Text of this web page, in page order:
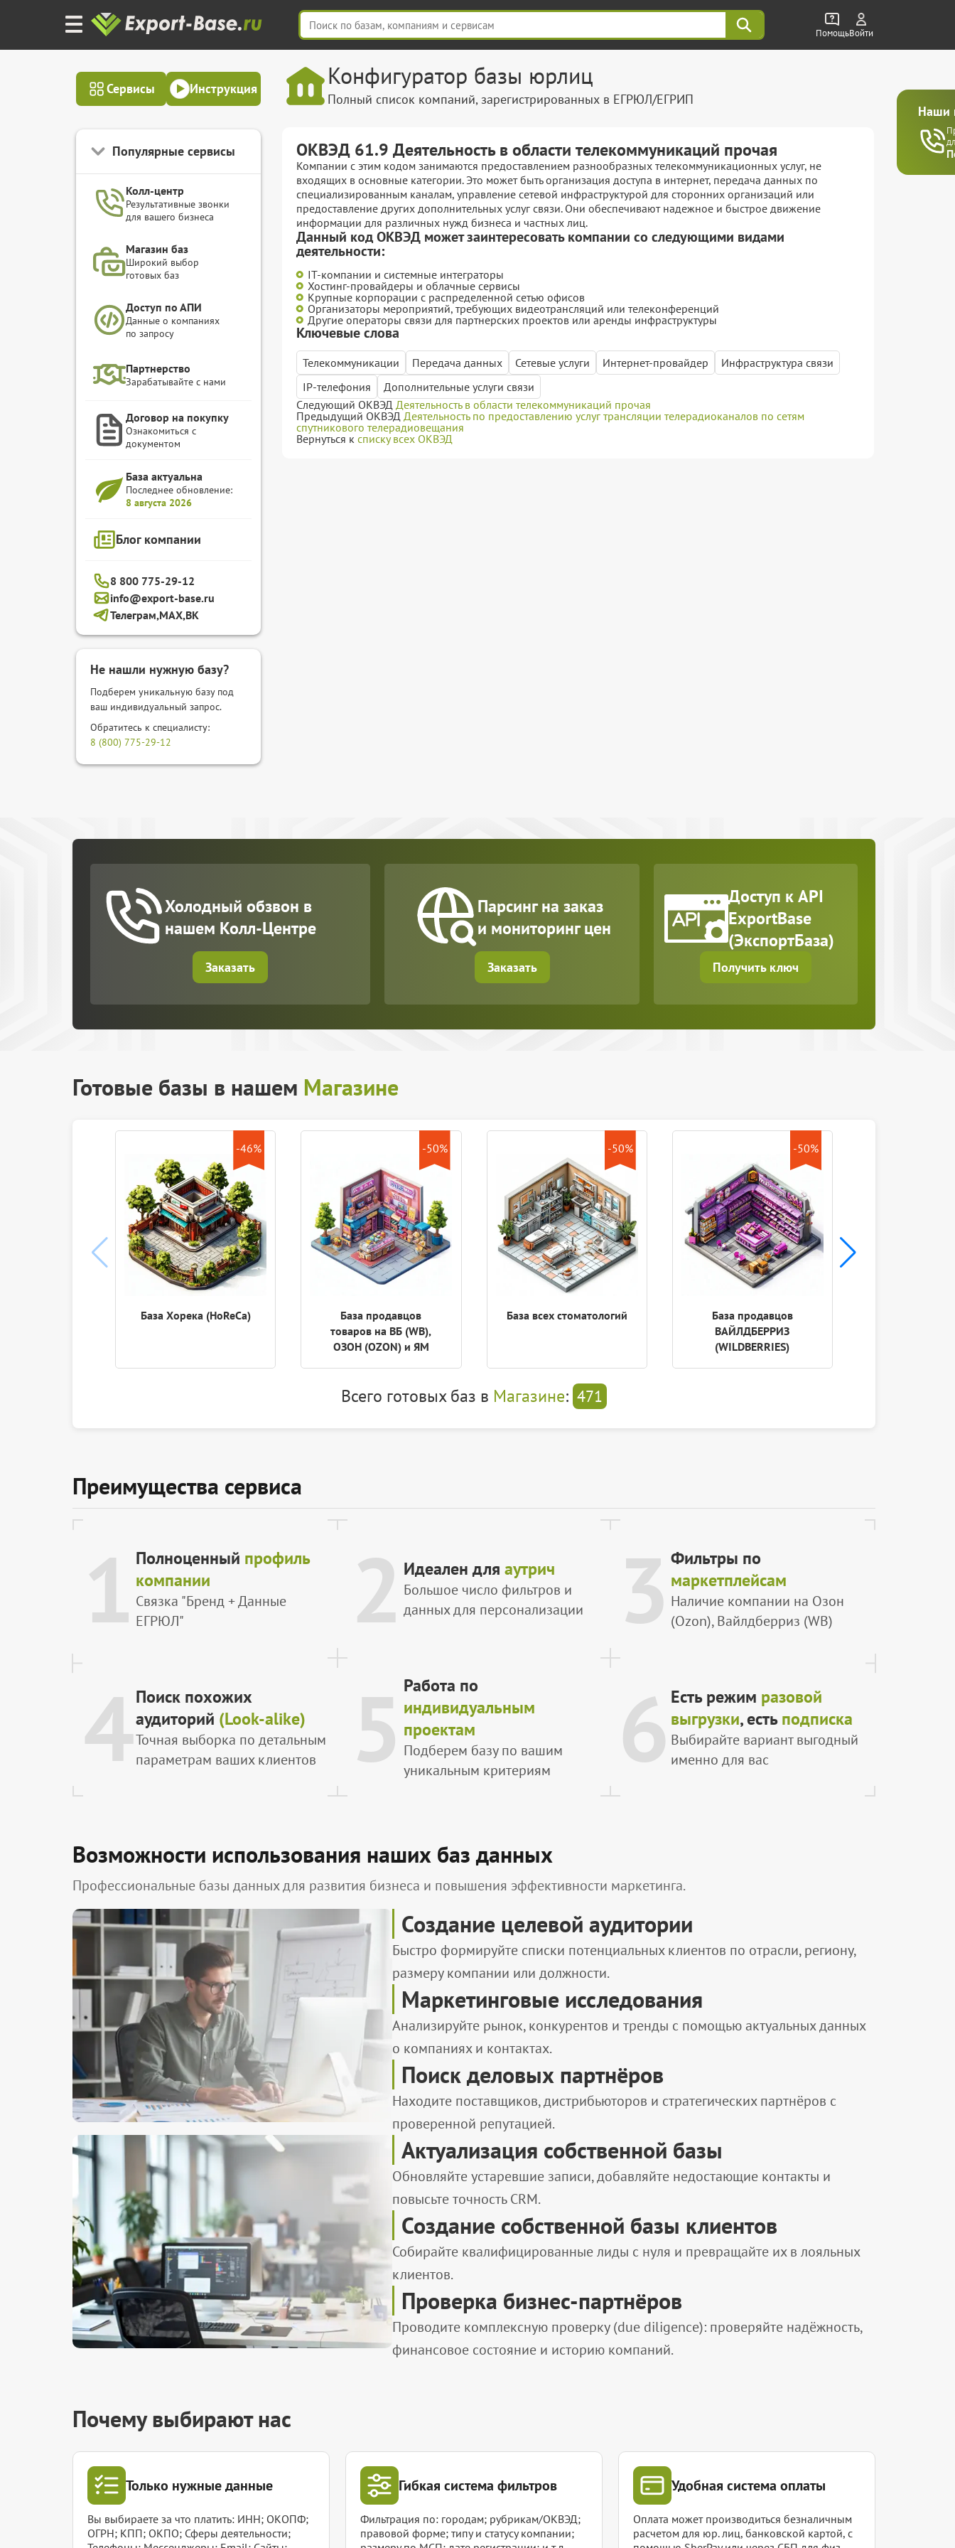
ПомощьВойти
Наши
Конфигуратор базы юрлиц
Полный список компаний, зарегистрированных в ЕГРЮЛ/ЕГРИП
Сервисы Инструкция
Популярные сервисы
Колл-центр
Результативные звонки
для вашего бизнеса
Магазин баз
Широкий выбор
готовых баз
Доступ по АПИ
Данные о компаниях
по запросу
Партнерство
Зарабатывайте с нами
Договор на покупку
Ознакомиться с
документом
База актуальна
Последнее обновление:
8 августа 2026
Блог компании
8 800 775-29-12
info@export-base.ru
Телеграм,MAX,ВК
Не нашли нужную базу?
Подберем уникальную базу под
ваш индивидуальный запрос.
Обратитесь к специалисту:
8 (800) 775-29-12
ОКВЭД 61.9 Деятельность в области телекоммуникаций прочая
Компании с этим кодом занимаются предоставлением разнообразных телекоммуникационных услуг, не
входящих в основные категории. Это может быть организация доступа в интернет, передача данных по
специализированным каналам, управление сетевой инфраструктурой для сторонних организаций или
предоставление других дополнительных услуг связи. Они обеспечивают надежное и быстрое движение
информации для различных нужд бизнеса и частных лиц.
Данный код ОКВЭД может заинтересовать компании со следующими видами
деятельности:
IT-компании и системные интеграторы
Хостинг-провайдеры и облачные сервисы
Крупные корпорации с распределенной сетью офисов
Организаторы мероприятий, требующих видеотрансляций или телеконференций
Другие операторы связи для партнерских проектов или аренды инфраструктуры
Ключевые слова
Телекоммуникации Передача данных Сетевые услуги Интернет-провайдер
Инфраструктура связи
IP-телефония
Дополнительные услуги связи
Следующий ОКВЭД Деятельность в области телекоммуникаций прочая
Предыдущий ОКВЭД Деятельность по предоставлению услуг трансляции телерадиоканалов по сетям
спутникового телерадиовещания
Вернуться к списку всех ОКВЭД
Холодный обзвон в
нашем Колл-Центре
Заказать
Парсинг на заказ
и мониторинг цен
Заказать
Доступ к API
ExportBase
(ЭкспортБаза)
Получить ключ
Готовые базы в нашем Магазине
-46%
База Хорека (HoReCa)
-50%
База продавцов
товаров на ВБ (WB),
ОЗОН (OZON) и ЯМ
-50%
База всех стоматологий
-50%
База продавцов
ВАЙЛДБЕРРИЗ
(WILDBERRIES)
Всего готовых баз в Магазине: 471
Преимущества сервиса
1 Полноценный профиль
компании
Связка "Бренд + Данные
ЕГРЮЛ"
2 Идеален для аутрич
Большое число фильтров и
данных для персонализации
3 Фильтры по
маркетплейсам
Наличие компании на Озон
(Ozon), Вайлдберриз (WB)
4Поиск похожих
аудиторий (Look-alike)
Точная выборка по детальным
параметрам ваших клиентов
5 Работа по
индивидуальным
проектам
Подберем базу по вашим
уникальным критериям
6 Есть режим разовой
выгрузки, естьподписка
Выбирайте вариант выгодный
именно для вас
Возможности использования наших баз данных
Профессиональные базы данных для развития бизнеса и повышения эффективности маркетинга.
Создание целевой аудитории
Быстро формируйте списки потенциальных клиентов по отрасли, региону,
размеру компании или должности.
Маркетинговые исследования
Анализируйте рынок, конкурентов и тренды с помощью актуальных данных
о компаниях и контактах.
Поиск деловых партнёров
Находите поставщиков, дистрибьюторов и стратегических партнёров с
проверенной репутацией.
Актуализация собственной базы
Обновляйте устаревшие записи, добавляйте недостающие контакты и
повысьте точность CRM.
Создание собственной базы клиентов
Собирайте квалифицированные лиды с нуля и превращайте их в лояльных
клиентов.
Проверка бизнес-партнёров
Проводите комплексную проверку (due diligence): проверяйте надёжность,
финансовое состояние и историю компаний.
Почему выбирают нас
Только нужные данные
Вы выбираете за что платить: ИНН; ОКОПФ;
ОГРН; КПП; ОКПО; Сферы деятельности;
Гибкая система фильтров
Фильтрация по: городам; рубрикам/ОКВЭД;
правовой форме; типу и статусу компании;
Удобная система оплаты
Оплата может производиться безналичным
расчетом для юр. лиц, банковской картой, с